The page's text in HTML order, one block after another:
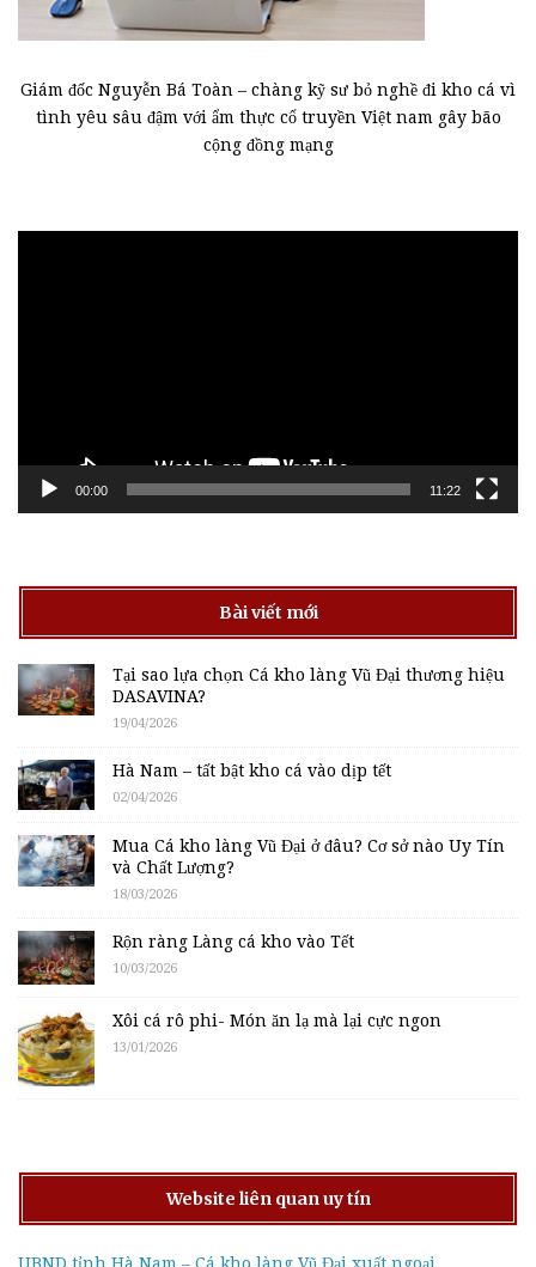
Giám đốc Nguyễn Bá Toàn – chàng kỹ sư bỏ nghề đi kho cá vì
tình yêu sâu đậm với ẩm thực cổ truyền Việt nam gây bão
cộng đồng mạng
00:00 11:22
Bài viết mới
Tại sao lựa chọn Cá kho làng Vũ Đại thương hiệu
DASAVINA?
19/04/2026
Hà Nam – tất bật kho cá vào dịp tết
02/04/2026
Mua Cá kho làng Vũ Đại ở đâu? Cơ sở nào Uy Tín
và Chất Lượng?
18/03/2026
Rộn ràng Làng cá kho vào Tết
10/03/2026
Xôi cá rô phi- Món ăn lạ mà lại cực ngon
13/01/2026
Website liên quan uy tín
UBND tỉnh Hà Nam – Cá kho làng Vũ Đại xuất ngoại